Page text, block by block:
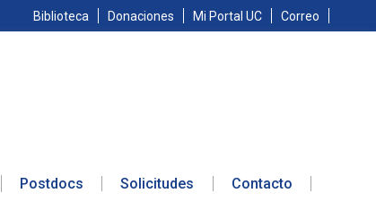
Biblioteca Donaciones Mi Portal UC Correo
Postdocs Solicitudes Contacto